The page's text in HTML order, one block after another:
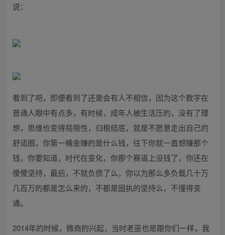
说：
看到了吧，即便看到了还是会有人不相信，因为这个数字在
普通人眼中有点多，有时候，成年人被生活压的，没有了理
想，思维也变得局限性，归根结底，就是不愿意走出自己的
舒适圈，你第一桶金赚的是什么钱，往下你就一直想赚那个
钱，你要知道，时代在变化，你那个赛道上没钱了，你还在
傻傻坚持，最后，不就负债了么，你以为那么多负载几十万
几百万的都是怎么来的，不都是固执的坚持么，不懂得变
通。
2014年的时候，微商的兴起，当时老巫也是跟你们一样，我